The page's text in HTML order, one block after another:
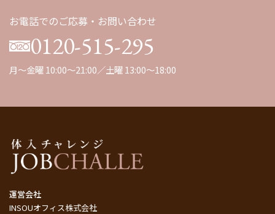
お電話でのご応募・お問い合わせ
0120-515-295
月～金曜 10:00～21:00／土曜 13:00～18:00
運営会社
INSOUオフィス株式会社